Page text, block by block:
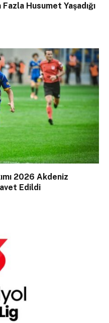
Husumet Yaşadığı
2026 Akdeniz
Edildi